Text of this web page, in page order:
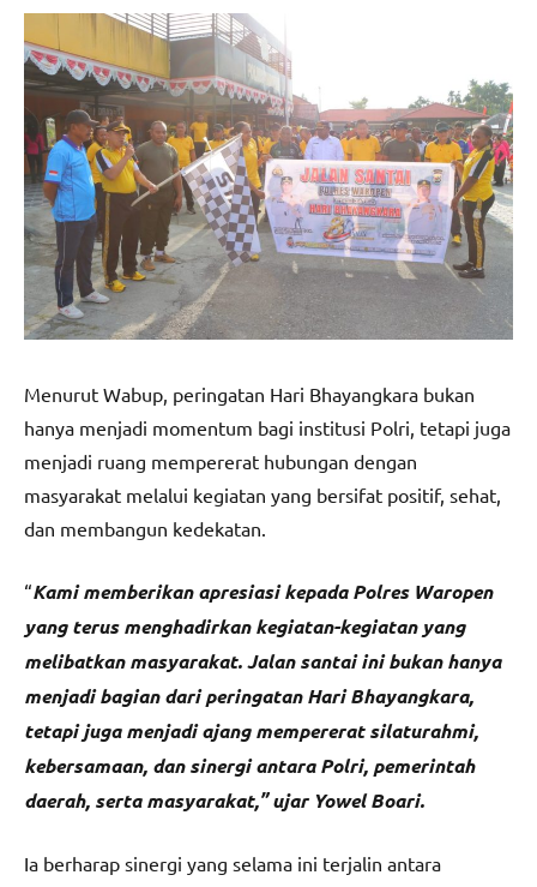
Menurut Wabup, peringatan Hari Bhayangkara bukan
hanya menjadi momentum bagi institusi Polri, tetapi juga
menjadi ruang mempererat hubungan dengan
masyarakat melalui kegiatan yang bersifat positif, sehat,
dan membangun kedekatan.
“Kami memberikan apresiasi kepada Polres Waropen
yang terus menghadirkan kegiatan-kegiatan yang
melibatkan masyarakat. Jalan santai ini bukan hanya
menjadi bagian dari peringatan Hari Bhayangkara,
tetapi juga menjadi ajang mempererat silaturahmi,
kebersamaan, dan sinergi antara Polri, pemerintah
daerah, serta masyarakat,” ujar Yowel Boari.
Ia berharap sinergi yang selama ini terjalin antara